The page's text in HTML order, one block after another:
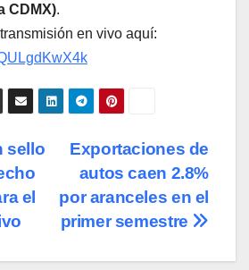
CDMX).
en vivo aquí:
Exportaciones de
autos caen 2.8%
por aranceles en el
primer semestre
sello
el